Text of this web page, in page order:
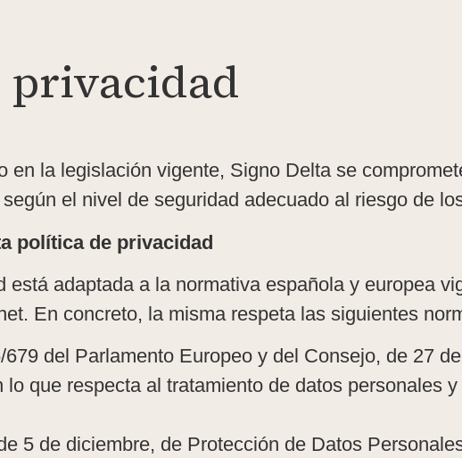
privacidad
en la legislación vigente, Signo Delta se
el nivel de seguridad adecuado al riesgo de
política de privacidad
está adaptada a la normativa española y europea
En concreto, la misma respeta las siguientes
del Parlamento Europeo y del Consejo, de 27
que respecta al tratamiento de datos personales
5 de diciembre, de Protección de Datos